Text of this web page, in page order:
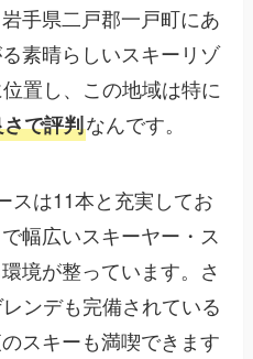
手県二戸郡一戸町にあ
素晴らしいスキーリゾ
置し、この地域は特に
で評判なんです。
スは11本と充実してお
幅広いスキーヤー・ス
境が整っています。さ
ンデも完備されている
スキーも満喫できます